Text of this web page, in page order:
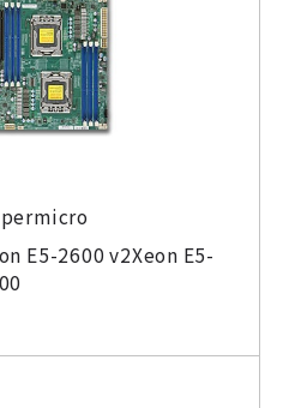
E5-2600 v2Xeon E5-